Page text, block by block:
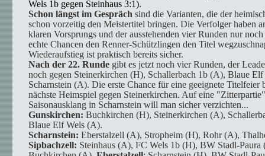
Wels 1b gegen Steinhaus 3:1).
Schon längst im Gespräch sind die Varianten, die der
schon vorzeitig den Meistertitel bringen. Die Verfolger haben
klaren Vorsprungs und der ausstehenden vier Runden nur
echte Chancen den Renner-Schützlingen den Titel
Wiederaufstieg ist praktisch bereits sicher.
Nach der 22. Runde gibt es jetzt noch vier Runden, der
noch gegen Steinerkirchen (H), Schallerbach 1b (A), Blaue
Scharnstein (A). Die erste Chance für eine geeignete Titelfeier
nächste Heimspiel gegen Steinerkirchen. Auf eine
Saisonausklang in Scharnstein will man sicher verzichten...
Gunskirchen: Buchkirchen (H), Steinerkirchen (A),
Blaue Elf Wels (A).
Scharnstein: Eberstalzell (A), Stropheim (H), Rohr (A),
Sipbachzell: Steinhaus (A), FC Wels 1b (H), BW Stadl-Paura